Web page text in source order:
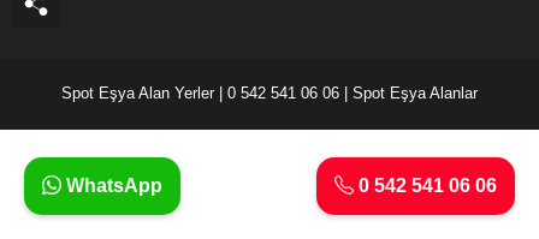
Spot Eşya Alan Yerler | 0 542 541 06 06 | Spot Eşya Alanlar
0 542 541 06 06
WhatsApp